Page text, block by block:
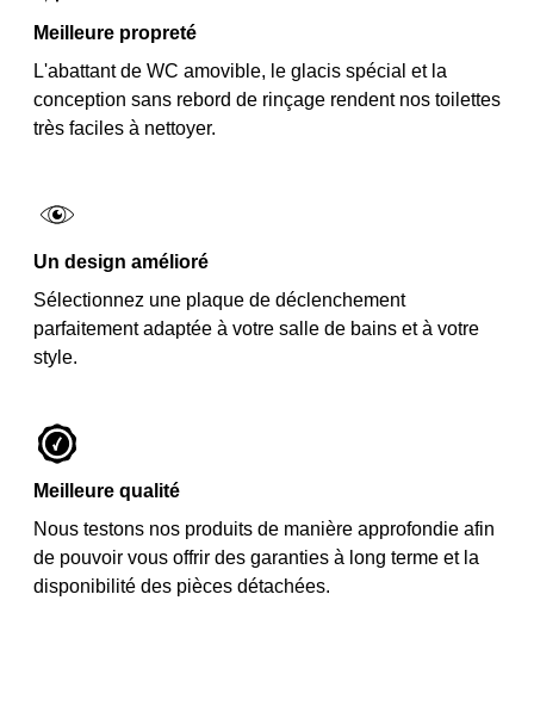
Meilleure propreté
L'abattant de WC amovible, le glacis spécial et la
conception sans rebord de rinçage rendent nos toilettes
très faciles à nettoyer.
Un design amélioré
Sélectionnez une plaque de déclenchement
parfaitement adaptée à votre salle de bains et à votre
style.
Meilleure qualité
Nous testons nos produits de manière approfondie afin
de pouvoir vous offrir des garanties à long terme et la
disponibilité des pièces détachées.